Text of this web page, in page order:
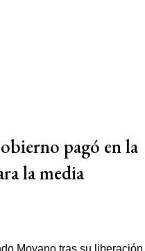
pagó en la
la media